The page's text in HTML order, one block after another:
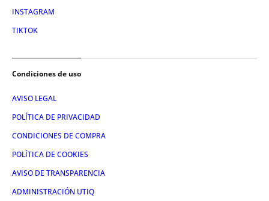
INSTAGRAM
TIKTOK
Condiciones de uso
AVISO LEGAL
POLÍTICA DE PRIVACIDAD
CONDICIONES DE COMPRA
POLÍTICA DE COOKIES
AVISO DE TRANSPARENCIA
ADMINISTRACIÓN UTIQ